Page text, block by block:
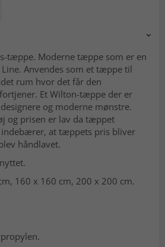
tæppe. Moderne tæppe som er en
Anvendes som et tæppe til
rum hvor det får den
Et Wilton-tæppe der er
og moderne mønstre.
og prisen er lav da tæppet
at tæppets pris bliver
håndlavet.
160 x 160 cm, 200 x 200 cm.